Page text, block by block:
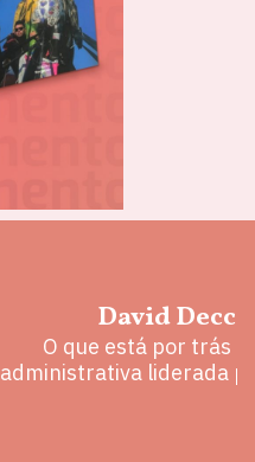
David
O que está por trás
administrativa liderada